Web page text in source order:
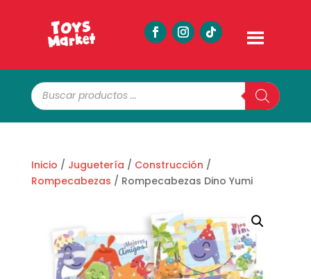
Búsqueda
de
productos
Inicio / Juguetería / Construcción /
Rompecabezas / Rompecabezas Dino Yumi